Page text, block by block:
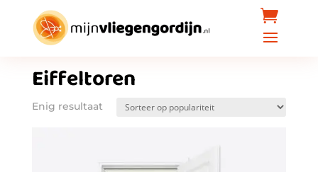
Home
Eiffeltoren
Enig resultaat